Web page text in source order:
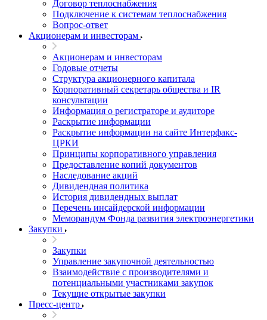
Договор теплоснабжения
Подключение к системам теплоснабжения
Вопрос-ответ
Акционерам и инвесторам
Акционерам и инвесторам
Годовые отчеты
Структура акционерного капитала
Корпоративный секретарь общества и IR
консультации
Информация о регистраторе и аудиторе
Раскрытие информации
Раскрытие информации на сайте Интерфакс-
ЦРКИ
Принципы корпоративного управления
Предоставление копий документов
Наследование акций
Дивидендная политика
История дивидендных выплат
Перечень инсайдерской информации
Меморандум Фонда развития электроэнергетики
Закупки
Закупки
Управление закупочной деятельностью
Взаимодействие с производителями и
потенциальными участниками закупок
Текущие открытые закупки
Пресс-центр